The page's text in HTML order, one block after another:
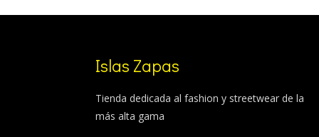
Islas Zapas
Tienda dedicada al fashion y streetwear de la
más alta gama